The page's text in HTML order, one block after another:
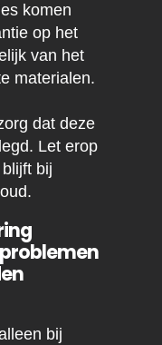
komen
op het
van het
materialen.
dat deze
Let erop
bij
bij